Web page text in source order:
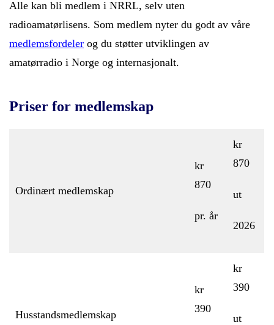
Alle kan bli medlem i NRRL, selv uten
radioamatørlisens. Som medlem nyter du godt av våre
medlemsfordeler og du støtter utviklingen av
amatørradio i Norge og internasjonalt.
Priser for medlemskap
Ordinært medlemskap
kr
870
pr. år
kr
870
ut
2026
Husstandsmedlemskap
kr
390
kr
390
ut